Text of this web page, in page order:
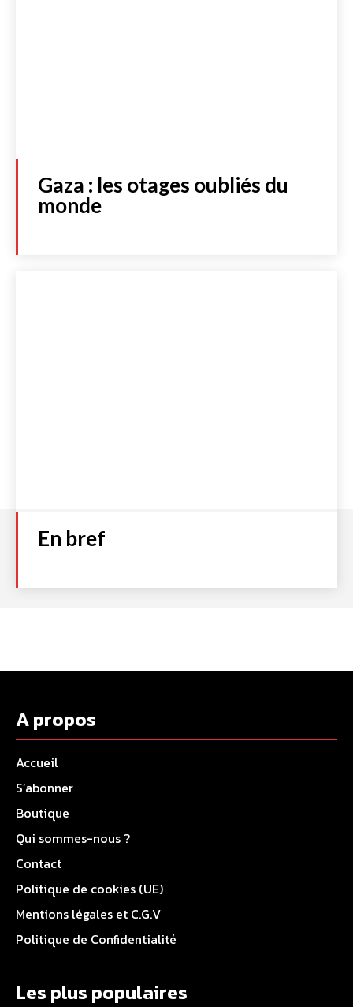
Gaza : les otages oubliés du
monde
En bref
A propos
Accueil
S’abonner
Boutique
Qui sommes-nous ?
Contact
Politique de cookies (UE)
Mentions légales et C.G.V
Politique de Confidentialité
Les plus populaires